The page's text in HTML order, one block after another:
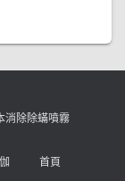
消除除蟎噴霧
首頁